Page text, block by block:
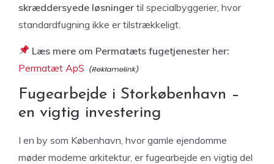
skræddersyede løsninger til specialbyggerier, hvor
standardfugning ikke er tilstrækkeligt.
Læs mere om Permatæts fugetjenester her:
Permatæt ApS
Fugearbejde i Storkøbenhavn –
en vigtig investering
I en by som København, hvor gamle ejendomme
møder moderne arkitektur, er fugearbejde en vigtig del